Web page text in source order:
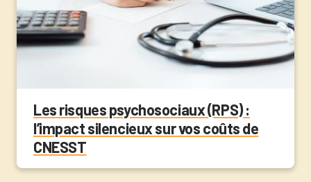
Les risques psychosociaux (RPS) :
l’impact silencieux sur vos coûts de
CNESST